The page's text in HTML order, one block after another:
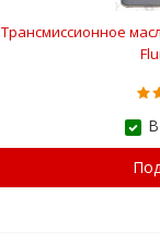
Трансмиссионное